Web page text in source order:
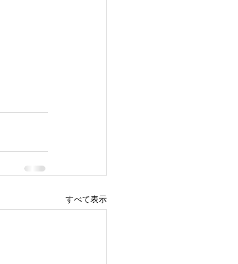
すべて表示